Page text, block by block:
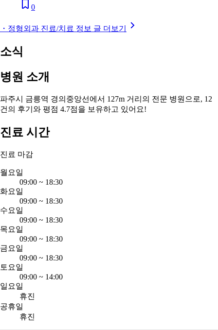
0
・정형외과 진료/치료 정보 글 더보기
소식
병원 소개
파주시 금릉역 경의중앙선에서 127m 거리의 전문 병원으로, 12
건의 후기와 평점 4.7점을 보유하고 있어요!
진료 시간
진료 마감
월요일
09:00 ~ 18:30
화요일
09:00 ~ 18:30
수요일
09:00 ~ 18:30
목요일
09:00 ~ 18:30
금요일
09:00 ~ 18:30
토요일
09:00 ~ 14:00
일요일
휴진
공휴일
휴진